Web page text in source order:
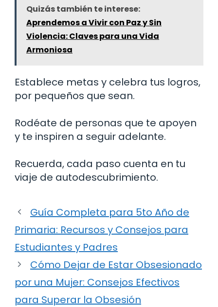
Quizás también te interese:
Aprendemos a Vivir con Paz y Sin
Violencia: Claves para una Vida
Armoniosa
Establece metas y celebra tus logros,
por pequeños que sean.
Rodéate de personas que te apoyen
y te inspiren a seguir adelante.
Recuerda, cada paso cuenta en tu
viaje de autodescubrimiento.
Guía Completa para 5to Año de
Primaria: Recursos y Consejos para
Estudiantes y Padres
Cómo Dejar de Estar Obsesionado
por una Mujer: Consejos Efectivos
para Superar la Obsesión